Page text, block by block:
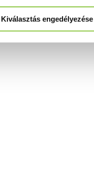
Kiválasztás engedélyezése